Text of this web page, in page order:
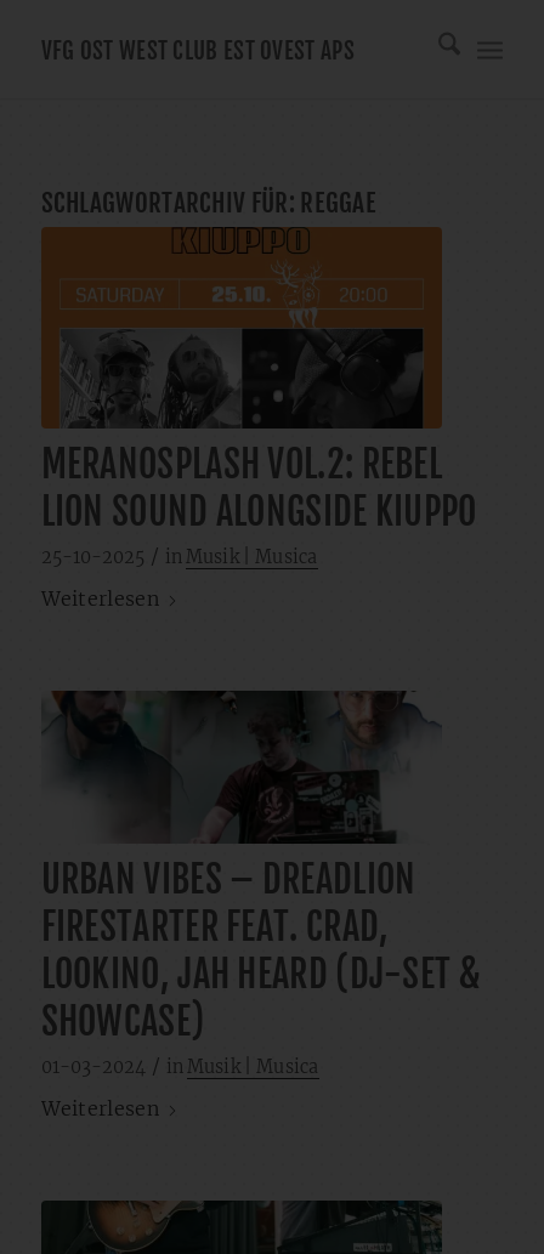
VFG OST WEST CLUB EST OVEST APS
SCHLAGWORTARCHIV FÜR: REGGAE
MERANOSPLASH VOL.2: REBEL
LION SOUND ALONGSIDE KIUPPO
25-10-2025 / in Musik | Musica
Weiterlesen
URBAN VIBES – DREADLION
FIRESTARTER FEAT. CRAD,
LOOKINO, JAH HEARD (DJ-SET &
SHOWCASE)
01-03-2024 / in Musik | Musica
Weiterlesen